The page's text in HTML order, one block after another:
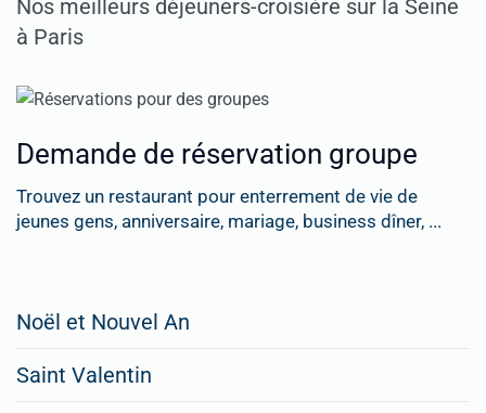
Nos meilleurs déjeuners-croisière sur la Seine
à Paris
Demande de réservation groupe
Trouvez un restaurant pour enterrement de vie de
jeunes gens, anniversaire, mariage, business dîner, ...
Noël et Nouvel An
Saint Valentin